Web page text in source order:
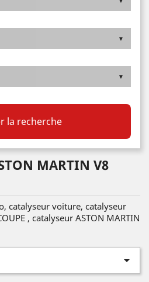
la recherche
MARTIN V8
catalyseur voiture, catalyseur
, catalyseur ASTON MARTIN
